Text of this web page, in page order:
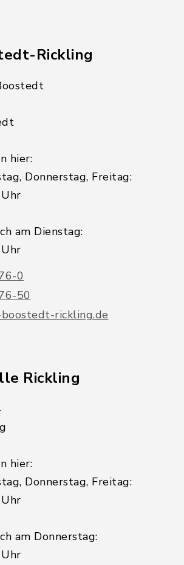
Rickling
hier:
Donnerstag, Freitag:
am Dienstag:
0
50
rickling.de
Rickling
hier:
Donnerstag, Freitag:
am Donnerstag: